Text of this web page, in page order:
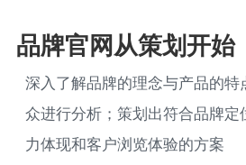
品牌官网从策划开始
深入了解品牌的理念与产品的特
众进行分析；策划出符合品牌定
力体现和客户浏览体验的方案